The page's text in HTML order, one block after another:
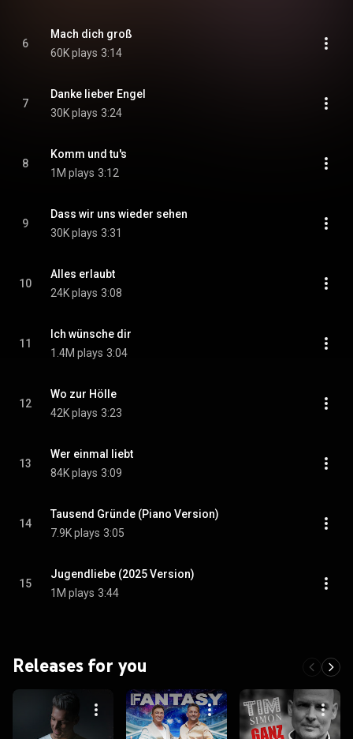
6
Mach dich groß
60K plays 3:14
7
Danke lieber Engel
30K plays 3:24
8
Komm und tu's
1M plays 3:12
9
Dass wir uns wieder sehen
30K plays 3:31
10
Alles erlaubt
24K plays 3:08
11
Ich wünsche dir
1.4M plays 3:04
12
Wo zur Hölle
42K plays 3:23
13
Wer einmal liebt
84K plays 3:09
14
Tausend Gründe (Piano Version)
7.9K plays 3:05
15
Jugendliebe (2025 Version)
1M plays 3:44
Releases for you